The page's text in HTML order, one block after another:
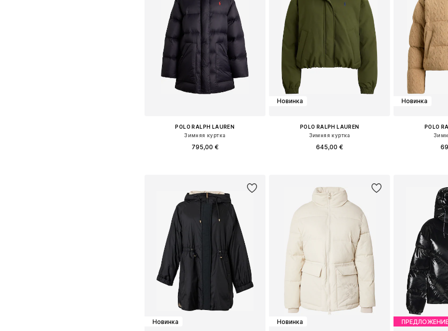
POLO RALPH LAUREN
Зимняя куртка
795,00 €
Новинка
POLO RALPH LAUREN
Зимняя куртка
645,00 €
Новинка
POLO
Новинка Новинка